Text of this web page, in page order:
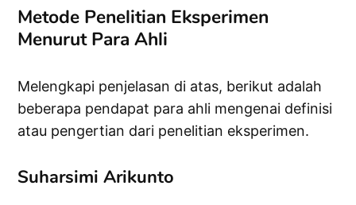
Metode Penelitian Eksperimen
Menurut Para Ahli
Melengkapi penjelasan di atas, berikut adalah
beberapa pendapat para ahli mengenai definisi
atau pengertian dari penelitian eksperimen.
Suharsimi Arikunto